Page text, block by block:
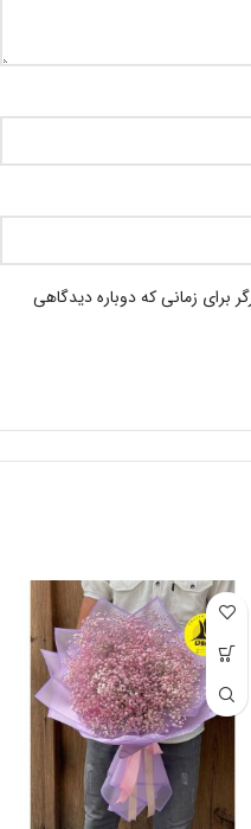
برای زمانی که دوباره دیدگاهی